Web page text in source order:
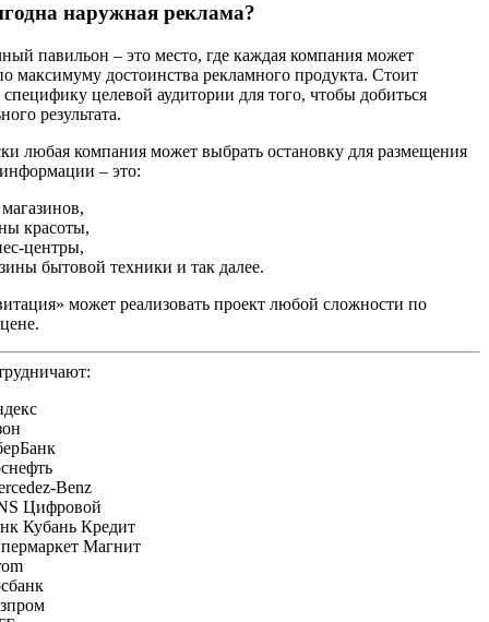
наружная реклама?
павильон – это место, где каждая компания может
максимуму достоинства рекламного продукта. Стоит
целевой аудитории для того, чтобы добиться
результата.
любая компания может выбрать остановку для размещения
– это:
красоты,
центры,
бытовой техники и так далее.
может реализовать проект любой сложности по